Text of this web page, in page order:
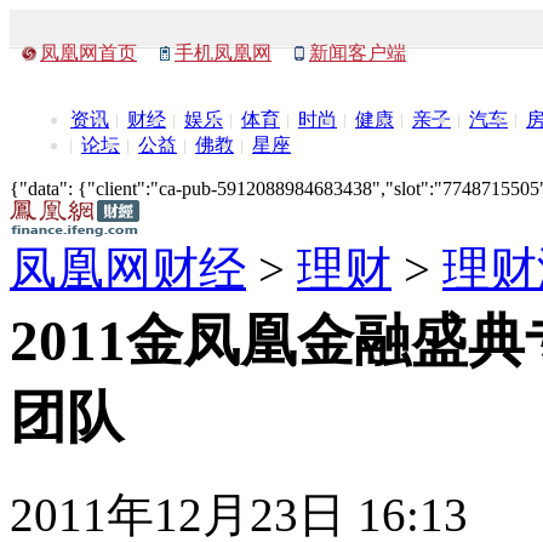
凤凰网首页 手机凤凰网 新闻客户端
资讯 财经 娱乐 体育 时尚 健康 亲子 汽车
论坛
公益 佛教 星座
{"data": {"client":"ca-pub-
凤凰网财经 > 理财 > 理
2011金凤凰金融盛
团队
2011年12月23日 16:13